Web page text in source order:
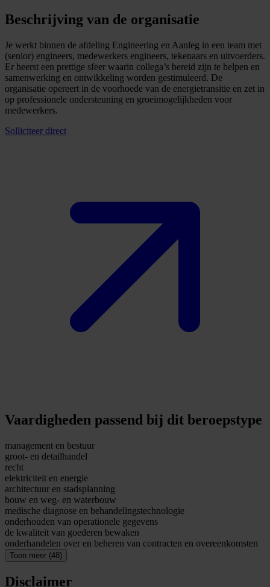
Beschrijving van de organisatie
Je werkt binnen de afdeling Engineering en Aanleg in een team met
(senior) engineers, medewerkers engineers, tekenaars en uitvoerders.
Er heerst een prettige sfeer waarin collega’s bereid zijn te helpen en
samenwerking en ontwikkeling worden gestimuleerd. De
organisatie opereert in de voorhoede van de energietransitie en zet in
op professionele ondersteuning en groeimogelijkheden voor
medewerkers.
Solliciteer direct
Vaardigheden passend bij dit beroepstype
management en bestuur
groot- en detailhandel
recht
elektriciteit en energie
architectuur en stadsplanning
bouw en weg- en waterbouw
medische diagnose en behandelingstechnologie
onderhouden van operationele gegevens
de kwaliteit van goederen bewaken
onderhandelen over en beheren van contracten en overeenkomsten
Toon meer (48)
Disclaimer